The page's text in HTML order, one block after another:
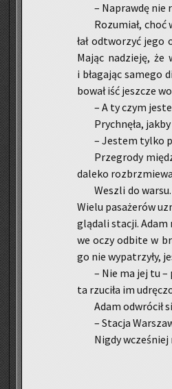
– Na­praw­dę nie
Ro­zu­miał,
łał od­two­rzyć
Mając na­dzie­ję,
i bła­ga­jąc sa­me­go
bo­wał iść jesz­cze
– A ty czym
Prych­nę­ła,
– Je­stem tylko
Prze­gro­dy
da­le­ko
We­szli do
Wielu pa­sa­że­rów
glą­da­li sta­cji. Adam
we oczy od­bi­te w
go nie wy­pa­trzy­ły,
– Nie ma jej tu
ta rzu­ci­ła im
Adam od­wró­cił
– Sta­cja
Nigdy wcze­śniej